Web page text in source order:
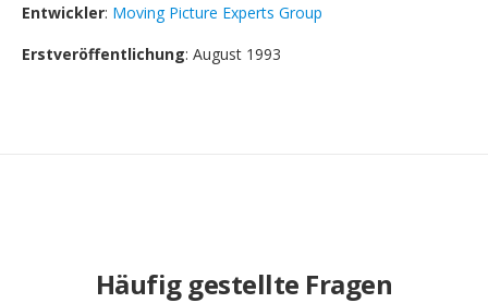
Entwickler: Moving Picture Experts Group
Erstveröffentlichung: August 1993
Häufig gestellte Fragen